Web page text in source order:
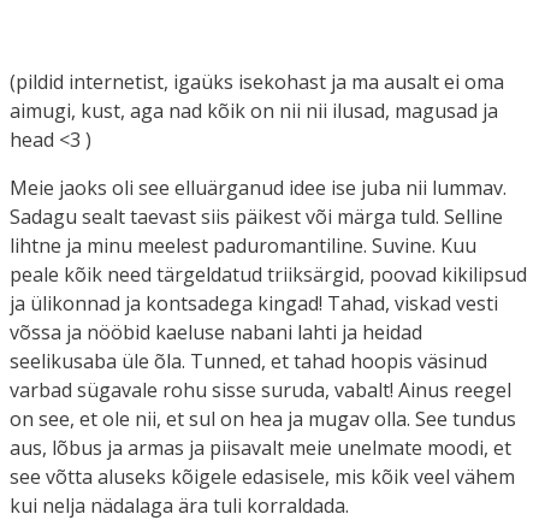
(pildid internetist, igaüks isekohast ja ma ausalt ei oma
aimugi, kust, aga nad kõik on nii nii ilusad, magusad ja
head <3 )
Meie jaoks oli see elluärganud idee ise juba nii lummav.
Sadagu sealt taevast siis päikest või märga tuld. Selline
lihtne ja minu meelest paduromantiline. Suvine. Kuu
peale kõik need tärgeldatud triiksärgid, poovad kikilipsud
ja ülikonnad ja kontsadega kingad! Tahad, viskad vesti
võssa ja nööbid kaeluse nabani lahti ja heidad
seelikusaba üle õla. Tunned, et tahad hoopis väsinud
varbad sügavale rohu sisse suruda, vabalt! Ainus reegel
on see, et ole nii, et sul on hea ja mugav olla. See tundus
aus, lõbus ja armas ja piisavalt meie unelmate moodi, et
see võtta aluseks kõigele edasisele, mis kõik veel vähem
kui nelja nädalaga ära tuli korraldada.